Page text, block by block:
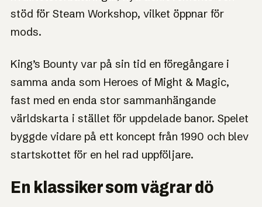
achievements och Workshop-stöd.
stöd för Steam Workshop, vilket öppnar för
mods.
King’s Bounty var på sin tid en föregångare i
samma anda som Heroes of Might & Magic,
fast med en enda stor sammanhängande
världskarta i stället för uppdelade banor. Spelet
byggde vidare på ett koncept från 1990 och blev
startskottet för en hel rad uppföljare.
En klassiker som vägrar dö